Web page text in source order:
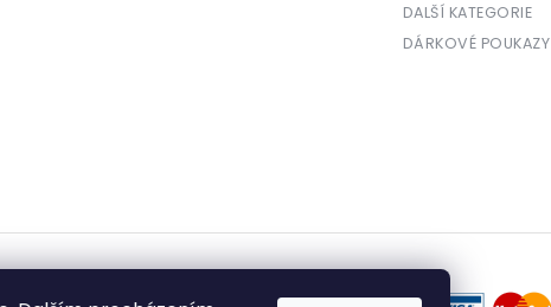
DALŠÍ KATEGORIE
DÁRKOVÉ POUKAZY